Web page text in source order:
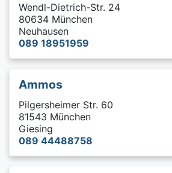
Wendl-Dietrich-Str. 24
80634 München
Neuhausen
089 18951959
Ammos
Pilgersheimer Str. 60
81543 München
Giesing
089 44488758